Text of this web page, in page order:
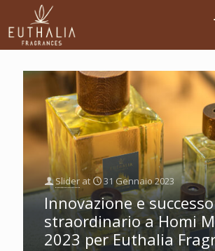
Slider at 31 Gennaio 2023
Innovazione e successo
straordinario a Homi
2023 per Euthalia